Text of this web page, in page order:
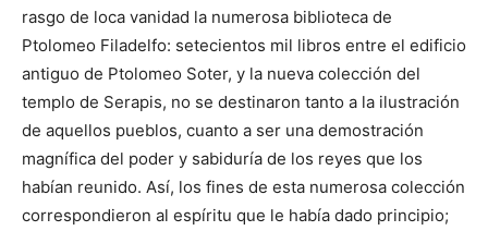
rasgo de loca vanidad la numerosa biblioteca de
Ptolomeo Filadelfo: setecientos mil libros entre el edificio
antiguo de Ptolomeo Soter, y la nueva colección del
templo de Serapis, no se destinaron tanto a la ilustración
de aquellos pueblos, cuanto a ser una demostración
magnífica del poder y sabiduría de los reyes que los
habían reunido. Así, los fines de esta numerosa colección
correspondieron al espíritu que le había dado principio;